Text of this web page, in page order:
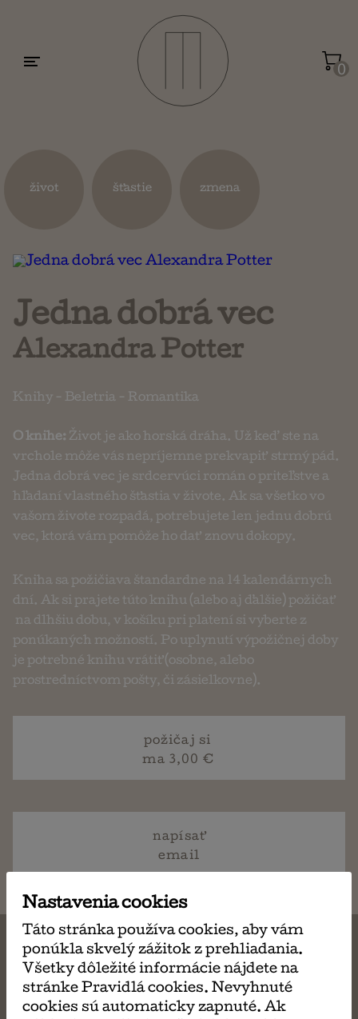
0
život šťastie zmena
Jedna dobrá vec
Alexandra Potter
Knihy - Beletria - Romantika
O knihe: Život je ako horská dráha. Už keď ste na
vrchole môže vás nepríjemne prekvapiť strmý pád.
Jedna dobrá vec je srdcervúci román o priteľstve a
hľadaní vlastného šťastia v živote. Ak sa všetko vo
vašom živote rozpadá, potrebujete len jednu dobrú
vec, ktorá vám pomôže ho dať znovu dokopy.
Kniha sa požičiava štandardne na 14 kalendárnych
dní. Ak si prajete túto knihu (alebo aj ďalšie) požičať
na dlhšiu dobu, v košíku pri platení si vyberte z
ponúkaných možností. Po uplynutí výpožičnej doby
je potrebné knihu vrátiť (osobne, alebo
prostredníctvom pošty, či zásielkovne).
požičaj si
ma 3,00 €
napísať
email
MÔŽE SA VÁM TIEŽ
Nastavenia cookies
Táto stránka používa cookies, aby vám
ponúkla skvelý zážitok z prehliadania.
Všetky dôležité informácie nájdete na
stránke Pravidlá cookies. Nevyhnuté
cookies sú automaticky zapnuté. Ak